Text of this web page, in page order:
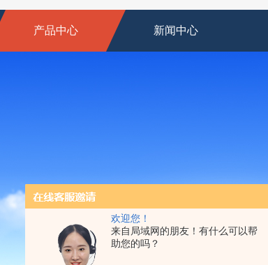
欢迎您！
来自局域网的朋友！有什么可以帮
助您的吗？
产品中心 新闻中心